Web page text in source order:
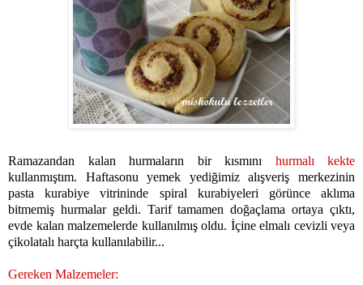
Ramazandan kalan hurmaların bir kısmını hurmalı kekte
kullanmıştım. Haftasonu yemek yediğimiz alışveriş merkezinin
pasta kurabiye vitrininde spiral kurabiyeleri görünce aklıma
bitmemiş hurmalar geldi. Tarif tamamen doğaçlama ortaya çıktı,
evde kalan malzemelerde kullanılmış oldu. İçine elmalı cevizli veya
çikolatalı harçta kullanılabilir...
Gereken Malzemeler: